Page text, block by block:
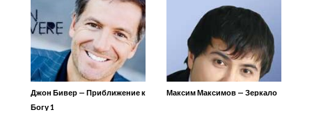
Джон Бивер — Приближение к
Богу 1
Максим Максимов — Зеркало